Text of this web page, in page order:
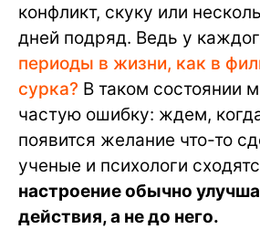
конфликт, скуку или
дней подряд. Ведь у
периоды в жизни, как в
сурка? В таком состоянии
частую ошибку: ждем,
появится желание что-то
ученые и психологи
настроение обычно
действия, а не до него.